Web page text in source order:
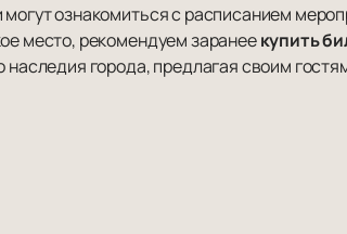
могут ознакомиться с расписанием
место, рекомендуем заранеекупить
наследия города, предлагая своим